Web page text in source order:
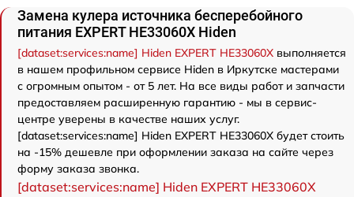
Замена кулера источника бесперебойного
питания EXPERT HE33060X Hiden
[dataset:services:name] Hiden EXPERT HE33060X выполняется
в нашем профильном сервисе Hiden в Иркутске мастерами
с огромным опытом - от 5 лет. На все виды работ и запчасти
предоставляем расширенную гарантию - мы в сервис-
центре уверены в качестве наших услуг.
[dataset:services:name] Hiden EXPERT HE33060X будет стоить
на -15% дешевле при оформлении заказа на сайте через
форму заказа звонка.
[dataset:services:name] Hiden EXPERT HE33060X